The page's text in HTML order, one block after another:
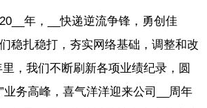
年，__快递逆流争锋，勇创佳
稳扎稳打，夯实网络基础，调整和改
，我们不断刷新各项业绩纪录，圆
业务高峰，喜气洋洋迎来公司__周年